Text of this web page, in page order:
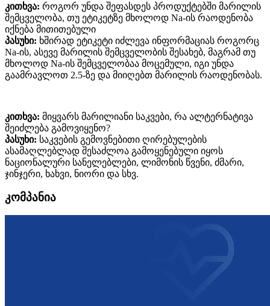
კითხვა: როგორ უნდა შეფასდეს პროდუქტებში მარილის
შემცველობა, თუ ეტიკეტზე მხოლოდ Na-ის რაოდენობა
იქნება მითითებული
პასუხი: ხშირად ეტიკეტი იძლევა ინფორმაციას როგორც
Na-ის, ასევე მარილის შემცველობის შესახებ, მაგრამ თუ
მხოლოდ Na-ის შემცველობაა მოცემული, იგი უნდა
გაამრავლოთ 2.5-ზე და მიიღებთ მარილის რაოდენობას.
კითხვა: მიყვარს მარილიანი საკვები, რა ალტერნატივა
შეიძლება გამოვიყენო?
პასუხი: საკვების გემოვნებითი ღირებულების
ასამაღლებლად შესაძლოა გამოყენებული იყოს
ნაციონალური სანელებლები, ლიმონის წვენი, ძმარი,
ჯინჯერი, ხახვი, ნიორი და სხვ.
კომპანია